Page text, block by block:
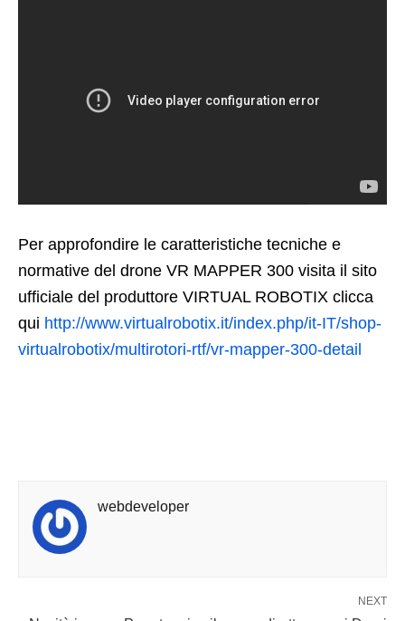
Per approfondire le caratteristiche tecniche e
normative del drone VR MAPPER 300 visita il sito
ufficiale del produttore VIRTUAL ROBOTIX clicca
qui http://www.virtualrobotix.it/index.php/it-IT/shop-
virtualrobotix/multirotori-rtf/vr-mapper-300-detail
webdeveloper
NEXT